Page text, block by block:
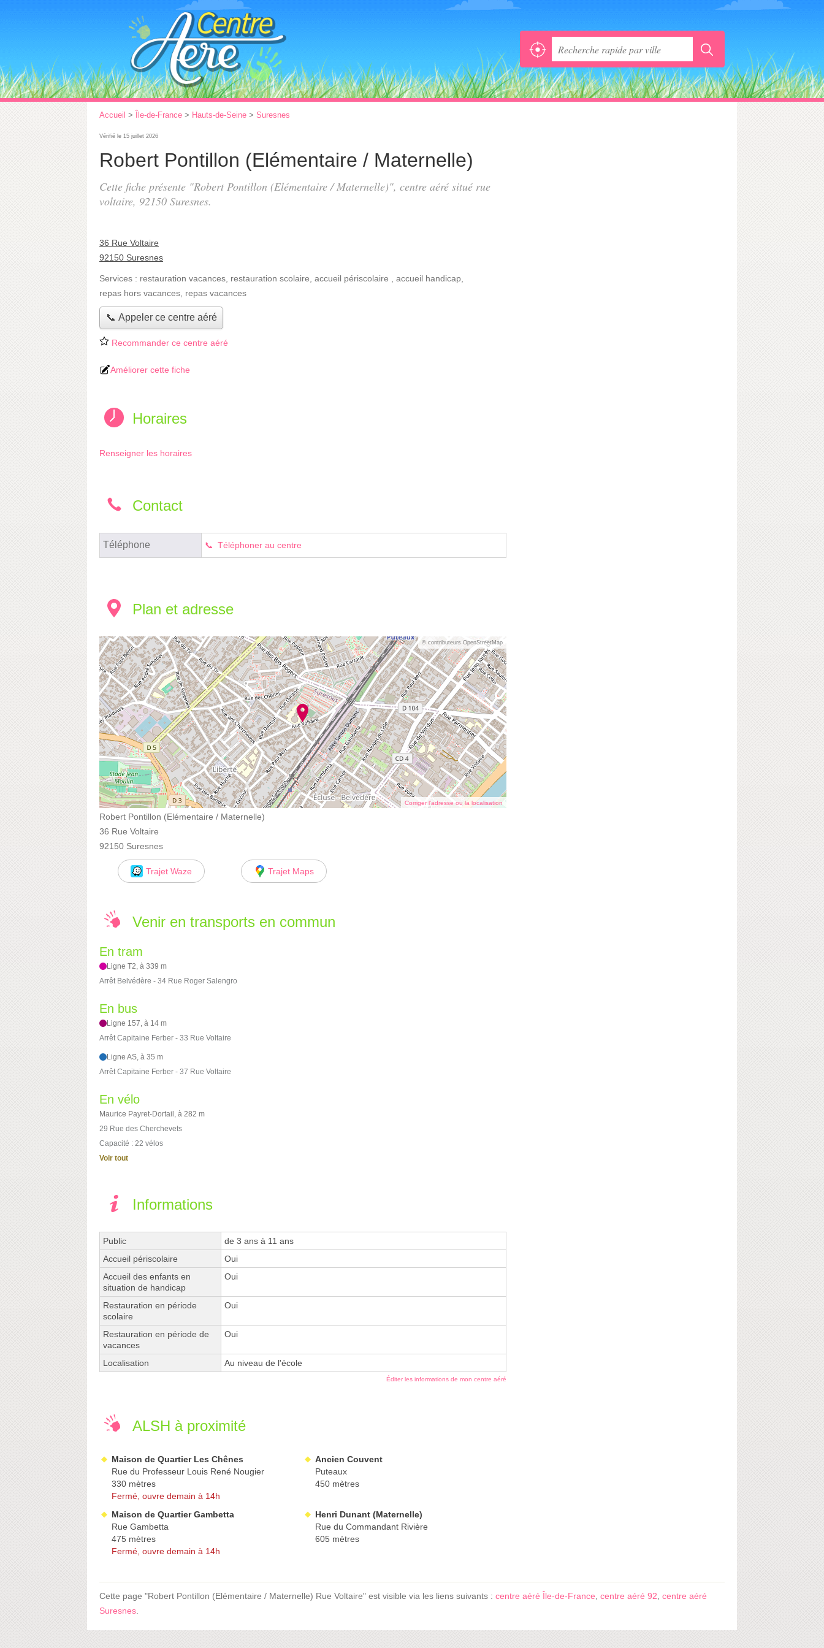
Accueil > Île-de-France > Hauts-de-Seine > Suresnes
Vérifié le 15 juillet 2026
Robert Pontillon (Elémentaire / Maternelle)
Cette fiche présente "Robert Pontillon (Elémentaire / Maternelle)", centre aéré situé rue
voltaire, 92150 Suresnes.
36 Rue Voltaire
92150 Suresnes
Services : restauration vacances restauration scolaire accueil périscolaire accueil handicap
repas hors vacances repas vacances
📞 Appeler ce centre aéré
Recommander ce centre aéré
Améliorer cette fiche
Horaires
Renseigner les horaires
Contact
Téléphone Téléphoner au centre
Plan et adresse
© contributeurs OpenStreetMap
Corriger l’adresse ou la localisation
Robert Pontillon (Elémentaire / Maternelle)
36 Rue Voltaire
92150 Suresnes
Trajet Waze Trajet Maps
Venir en transports en commun
En tram
Ligne T2, à 339 m
Arrêt Belvédère - 34 Rue Roger Salengro
En bus
Ligne 157, à 14 m
Arrêt Capitaine Ferber - 33 Rue Voltaire
Ligne AS, à 35 m
Arrêt Capitaine Ferber - 37 Rue Voltaire
En vélo
Maurice Payret-Dortail, à 282 m
29 Rue des Cherchevets
Capacité : 22 vélos
Voir tout
Informations
Public
de 3 ans à 11 ans
Accueil périscolaire
Oui
Accueil des enfants en
situation de handicap
Oui
Restauration en période
scolaire
Oui
Restauration en période de
vacances
Oui
Localisation Au niveau de l'école
Éditer les informations de mon centre aéré
ALSH à proximité
Maison de Quartier Les Chênes
Rue du Professeur Louis René Nougier
330 mètres
Fermé, ouvre demain à 14h
Ancien Couvent
Puteaux
450 mètres
Maison de Quartier Gambetta
Rue Gambetta
475 mètres
Fermé, ouvre demain à 14h
Henri Dunant (Maternelle)
Rue du Commandant Rivière
605 mètres
Cette page "Robert Pontillon (Elémentaire / Maternelle) Rue Voltaire" est visible via les liens suivants : centre aéré Île-de-France centre aéré 92 centre aéré
Suresnes